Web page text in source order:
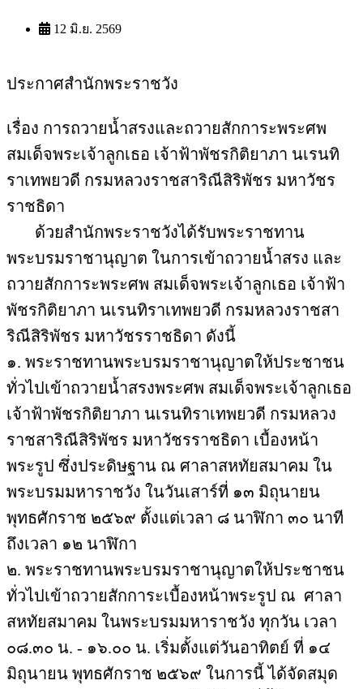
12 มิ.ย. 2569
ประกาศสำนักพระราชวัง
เรื่อง การถวายน้ำสรงและถวายสักการะพระศพ
สมเด็จพระเจ้าลูกเธอ เจ้าฟ้าพัชรกิติยาภา นเรนทิ
ราเทพยวดี กรมหลวงราชสาริณีสิริพัชร มหาวัชร
ราชธิดา
ด้วยสำนักพระราชวังได้รับพระราชทาน
พระบรมราชานุญาต ในการเข้าถวายน้ำสรง และ
ถวายสักการะพระศพ สมเด็จพระเจ้าลูกเธอ เจ้าฟ้า
พัชรกิติยาภา นเรนทิราเทพยวดี กรมหลวงราชสา
ริณีสิริพัชร มหาวัชรราชธิดา ดังนี้
๑. พระราชทานพระบรมราชานุญาตให้ประชาชน
ทั่วไปเข้าถวายน้ำสรงพระศพ สมเด็จพระเจ้าลูกเธอ
เจ้าฟ้าพัชรกิติยาภา นเรนทิราเทพยวดี กรมหลวง
ราชสาริณีสิริพัชร มหาวัชรราชธิดา เบื้องหน้า
พระรูป ซึ่งประดิษฐาน ณ ศาลาสหทัยสมาคม ใน
พระบรมมหาราชวัง ในวันเสาร์ที่ ๑๓ มิถุนายน
พุทธศักราช ๒๕๖๙ ตั้งแต่เวลา ๘ นาฬิกา ๓๐ นาที
ถึงเวลา ๑๒ นาฬิกา
๒. พระราชทานพระบรมราชานุญาตให้ประชาชน
ทั่วไปเข้าถวายสักการะเบื้องหน้าพระรูป ณ ศาลา
สหทัยสมาคม ในพระบรมมหาราชวัง ทุกวัน เวลา
๐๘.๓๐ น. - ๑๖.๐๐ น. เริ่มตั้งแต่วันอาทิตย์ ที่ ๑๔
มิถุนายน พุทธศักราช ๒๕๖๙ ในการนี้ ได้จัดสมุด